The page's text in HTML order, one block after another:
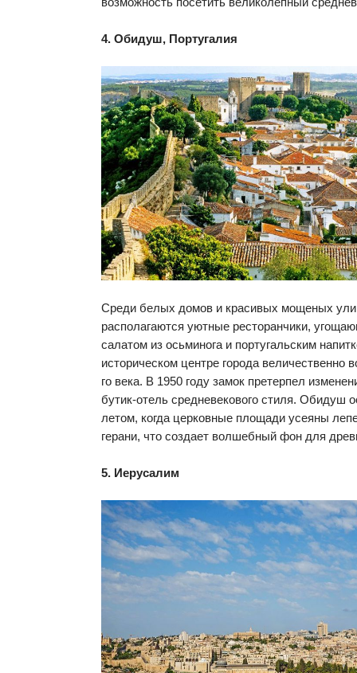
4. Обидуш, Португалия
Среди белых домов и красивых мощеных
располагаются уютные ресторанчики,
салатом из осьминога и португальским
историческом центре города величественно
го века. В 1950 году замок претерпел
бутик-отель средневекового стиля. Обидуш
летом, когда церковные площади усеяны
герани, что создает волшебный фон для
5. Иерусалим